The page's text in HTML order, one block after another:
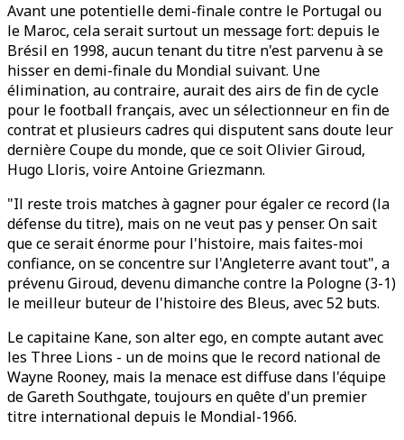
Avant une potentielle demi-finale contre le Portugal ou
le Maroc, cela serait surtout un message fort: depuis le
Brésil en 1998, aucun tenant du titre n'est parvenu à se
hisser en demi-finale du Mondial suivant. Une
élimination, au contraire, aurait des airs de fin de cycle
pour le football français, avec un sélectionneur en fin de
contrat et plusieurs cadres qui disputent sans doute leur
dernière Coupe du monde, que ce soit Olivier Giroud,
Hugo Lloris, voire Antoine Griezmann.
"Il reste trois matches à gagner pour égaler ce record (la
défense du titre), mais on ne veut pas y penser. On sait
que ce serait énorme pour l'histoire, mais faites-moi
confiance, on se concentre sur l'Angleterre avant tout", a
prévenu Giroud, devenu dimanche contre la Pologne (3-1)
le meilleur buteur de l'histoire des Bleus, avec 52 buts.
Le capitaine Kane, son alter ego, en compte autant avec
les Three Lions - un de moins que le record national de
Wayne Rooney, mais la menace est diffuse dans l'équipe
de Gareth Southgate, toujours en quête d'un premier
titre international depuis le Mondial-1966.